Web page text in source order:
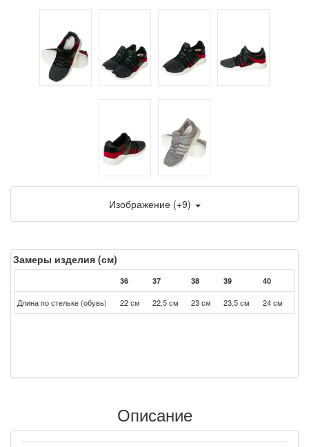
Изображение (+9)
Замеры изделия (см)
36 37 38 39 40
Длина по стельке (обувь) 22 см 22,5 см 23 см 23,5 см 24 см
Описание